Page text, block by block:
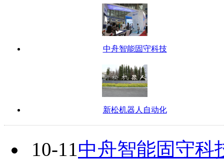
中舟智能固守科技
新松机器人自动化
10-11中舟智能固守科